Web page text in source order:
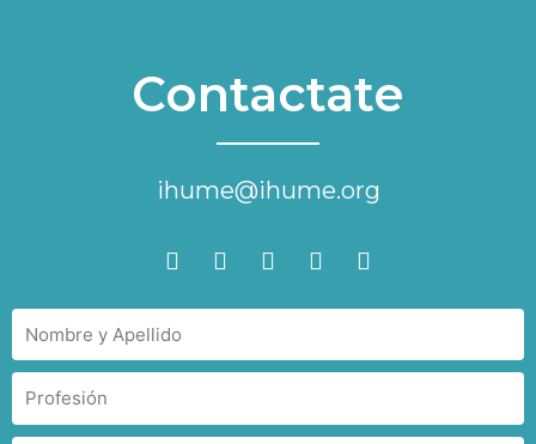
Contactate
ihume@ihume.org